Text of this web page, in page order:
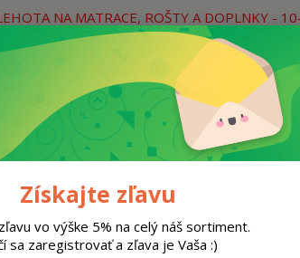
NA MATRACE, ROŠTY A DOPLNKY -
Hľadať
Neviete si rady? Zavolajte.
Doplnky Postele
Získajte zľavu
vo výške 5% na celý náš sortiment.
sa zaregistrovať a zľava je Vaša :)